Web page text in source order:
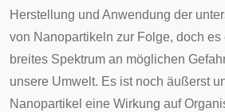
Herstellung und Anwendung der
von Nanopartikeln zur Folge, doch es
breites Spektrum an möglichen
unsere Umwelt. Es ist noch äußerst
Nanopartikel eine Wirkung auf